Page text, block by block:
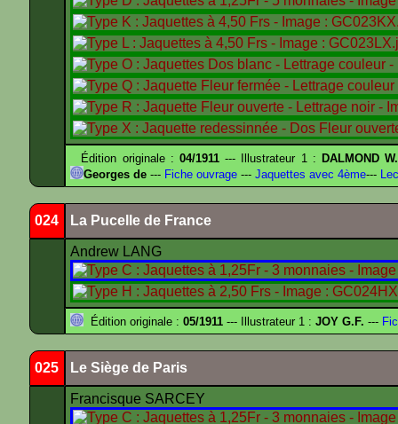
Édition originale :04/1911 --- Illustrateur 1 : DALMOND W.
Georges de --- Fiche ouvrage --- Jaquettes avec 4ème---
024 La Pucelle de France
Andrew LANG
Édition originale : 05/1911 --- Illustrateur 1 : JOY G.F. ---
025 Le Siège de Paris
Francisque SARCEY